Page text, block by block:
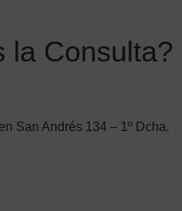
la Consulta?
San Andrés 134 – 1º Dcha.